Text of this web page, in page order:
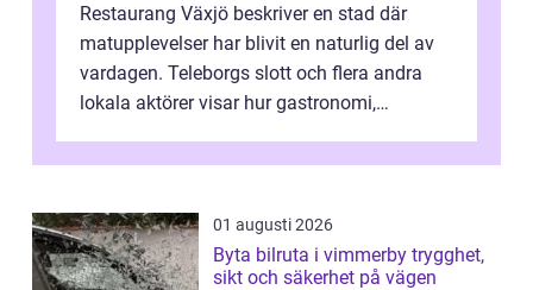
Restaurang Växjö beskriver en stad där
matupplevelser har blivit en naturlig del av
vardagen. Teleborgs slott och flera andra
lokala aktörer visar hur gastronomi,
01 augusti 2026
Byta bilruta i vimmerby trygghet,
sikt och säkerhet på vägen